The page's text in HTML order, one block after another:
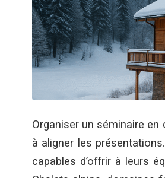
Organiser un séminaire
à aligner les présentations.
capables d’offrir à leurs